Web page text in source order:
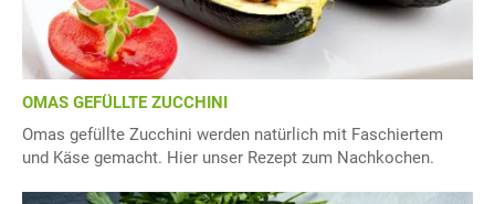
OMAS GEFÜLLTE ZUCCHINI
Omas gefüllte Zucchini werden natürlich mit Faschiertem
und Käse gemacht. Hier unser Rezept zum Nachkochen.